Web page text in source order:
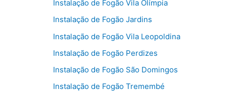
Instalação de Fogão Vila Olímpia
Instalação de Fogão Jardins
Instalação de Fogão Vila Leopoldina
Instalação de Fogão Perdizes
Instalação de Fogão São Domingos
Instalação de Fogão Tremembé